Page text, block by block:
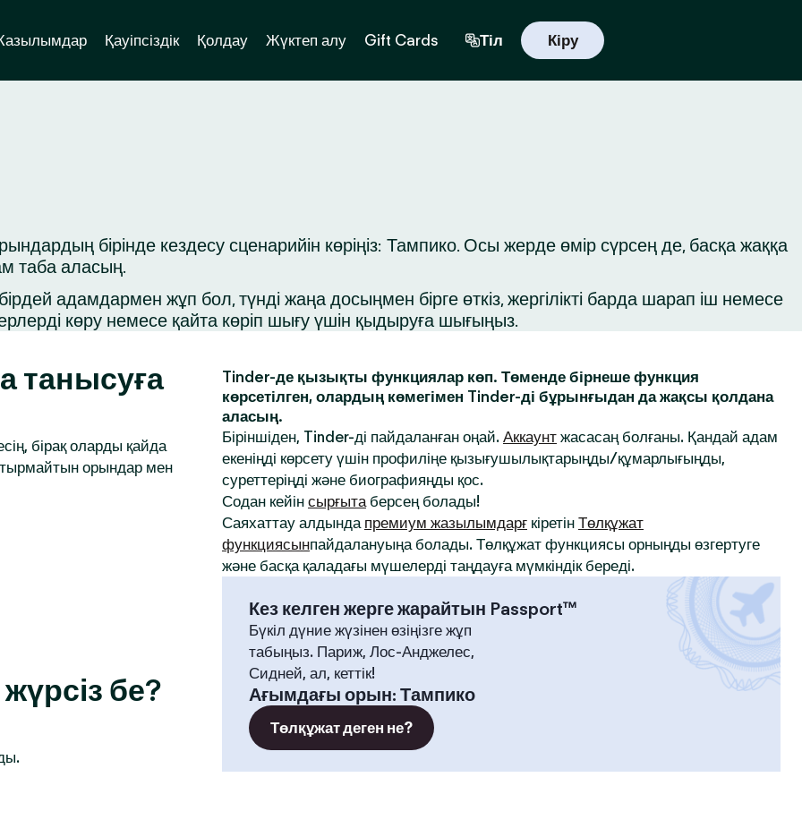
Қауіпсіздік Қолдау Жүктеп алу Gift Cards Тіл Кіру
бірінде кездесу сценарийін көріңіз: Тампико. Осы жерде өмір сүрсең де, басқа жаққа
таба аласың.
адамдармен жұп бол, түнді жаңа досыңмен бірге өткіз, жергілікті барда шарап іш немесе
көру немесе қайта көріп шығу үшін қыдыруға шығыңыз.
танысуға
бірақ оларды қайда
орындар мен
бе?
Tinder-де қызықты функциялар көп. Төменде бірнеше функция
көрсетілген, олардың көмегімен Tinder-ді бұрынғыдан да жақсы қолдана
аласың.
Біріншіден, Tinder-ді пайдаланған оңай. Аккаунт жасасаң болғаны. Қандай адам
екеніңді көрсету үшін профиліңе қызығушылықтарыңды/құмарлығыңды,
суреттеріңді және биографияңды қос.
Содан кейін сырғытаберсең болады!
Саяхаттау алдында премиум жазылымдарғ кіретін Төлқұжат
функциясынпайдалануыңа болады. Төлқұжат функциясы орныңды өзгертуге
және басқа қаладағы мүшелерді таңдауға мүмкіндік береді.
Кез келген жерге жарайтын Passport™
Бүкіл дүние жүзінен өзіңізге жұп
табыңыз. Париж, Лос-Анджелес,
Сидней, ал, кеттік!
Ағымдағы орын: Тампико
Төлқұжат деген не?